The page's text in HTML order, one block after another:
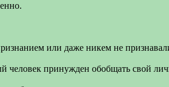
или даже никем не
человек принужден обобщать свой